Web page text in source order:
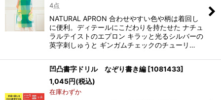
4点
NATURAL APRON 合わせやすい色や柄は着回し
に便利。ディテールにこだわりを持たせた ナチュ
ラルテイストのエプロン キラッと光るシルバーの
英字刺しゅうと ギンガムチェックのチューリ…
凹凸書字ドリル なぞり書き編 [1081433]
1,045円(税込)
在庫わずか